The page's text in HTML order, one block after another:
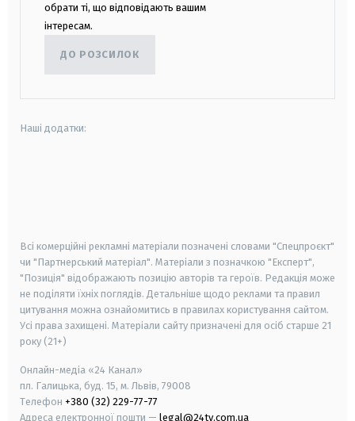
обрати ті, що відповідають вашим
інтересам.
ДО РОЗСИЛОК
Наші додатки:
Всі комерційні рекламні матеріали позначені словами "Спецпроєкт"
чи "Партнерський матеріал". Матеріали з позначкою "Експерт",
"Позиція" відображають позицію авторів та героїв. Редакція може
не поділяти їхніх поглядів. Детальніше щодо реклами та правил
цитування можна ознайомитись в правилах користування сайтом.
Усі права захищені. Матеріали сайту призначені для осіб старше 21
року (21+)
Онлайн-медіа «24 Канал»
пл. Галицька, буд. 15, м. Львів, 79008
Телефон +380 (32) 229-77-77
Адреса електронної пошти — legal@24tv.com.ua